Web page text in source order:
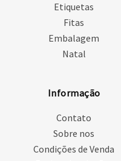
Etiquetas
Fitas
Embalagem
Natal
Informação
Contato
Sobre nos
Condições de Venda